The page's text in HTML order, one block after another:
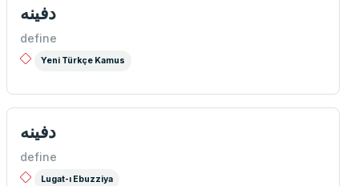
دفینه
define
Yeni Türkçe Kamus
دفینه
define
Lugat-ı Ebuzziya